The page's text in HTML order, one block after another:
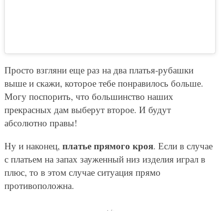
Просто взгляни еще раз на два платья-рубашки
выше и скажи, которое тебе понравилось больше.
Могу поспорить, что большинство наших
прекрасных дам выберут второе. И будут
абсолютно правы!
Ну и наконец, платье прямого кроя. Если в случае
с платьем на запах зауженный низ изделия играл в
плюс, то в этом случае ситуация прямо
противоположна.